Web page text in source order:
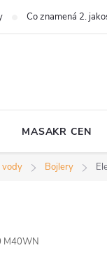
Co znamená 2.
MASAKR CEN
vody Bojlery
M40WN